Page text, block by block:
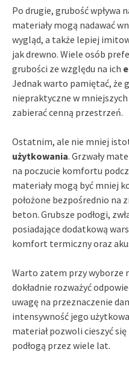
Po drugie, grubość wpływa
materiały mogą nadawać
wygląd, a także lepiej
jak drewno. Wiele osób
grubości ze względu na ich
Jednak warto pamiętać, że
niepraktyczne w
zabierać cenną przestrzeń.
Ostatnim, ale nie mniej
użytkowania. Grzwały
na poczucie komfortu
materiały mogą być mniej
położone bezpośrednio na
beton. Grubsze podłogi,
posiadające dodatkową
komfort termiczny oraz
Warto zatem przy wyborze
dokładnie rozważyć
uwagę na przeznaczenie
intensywność jego
materiał pozwoli cieszyć
podłogą przez wiele lat.